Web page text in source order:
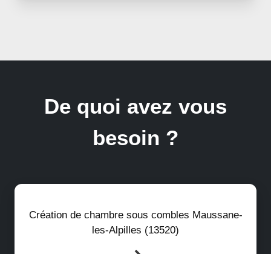
De quoi avez vous
besoin ?
Création de chambre sous combles Maussane-
les-Alpilles (13520)